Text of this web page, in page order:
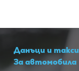
Данъци и такси
За автомобила